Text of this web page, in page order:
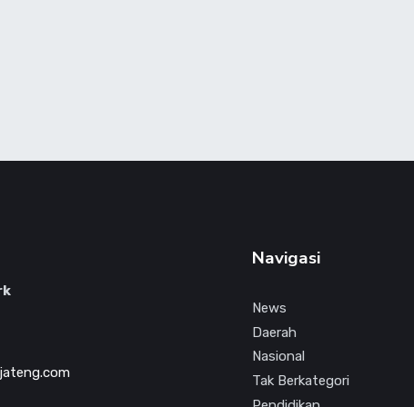
Navigasi
News
Daerah
Nasional
Tak Berkategori